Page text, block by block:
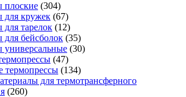
плоские (304)
для кружек (67)
тарелок (12)
для бейсболок (35)
универсальные (30)
(47)
термопрессы (134)
для термотрансферного
(260)